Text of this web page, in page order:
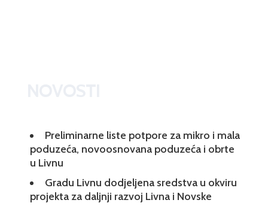
Preliminarne liste potpore za mikro i mala
poduzeća, novoosnovana poduzeća i obrte
u Livnu
Gradu Livnu dodjeljena sredstva u okviru
projekta za daljnji razvoj Livna i Novske